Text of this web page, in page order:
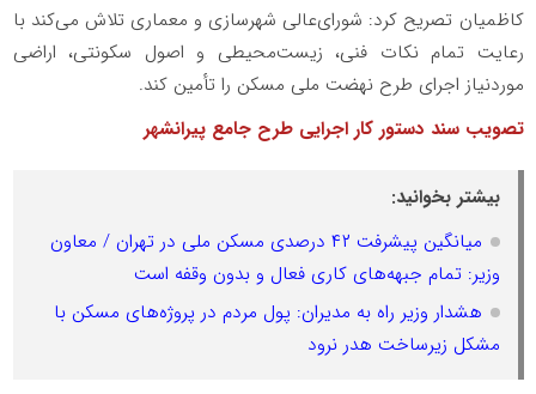
کاظمیان تصریح کرد: شورای‌عالی شهرسازی و معماری تلاش می‌کند با
رعایت تمام نکات فنی، زیست‌محیطی و اصول سکونتی، اراضی
موردنیاز اجرای طرح نهضت ملی مسکن را تأمین کند.
تصویب سند دستور کار اجرایی طرح جامع پیرانشهر
بیشتر بخوانید:
میانگین پیشرفت ۴۲ درصدی مسکن ملی در تهران / معاون
وزیر: تمام جبهه‌های کاری فعال و بدون وقفه است
هشدار وزیر راه به مدیران: پول مردم در پروژه‌های مسکن با
مشکل زیرساخت هدر نرود